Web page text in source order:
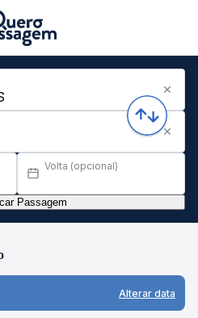
Volta (opcional)
Passagem
Alterar data